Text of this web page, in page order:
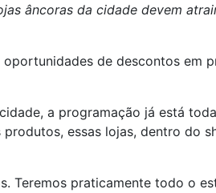
âncoras da cidade devem
de descontos em
a programação já está
essas lojas, dentro do
Teremos praticamente todo o